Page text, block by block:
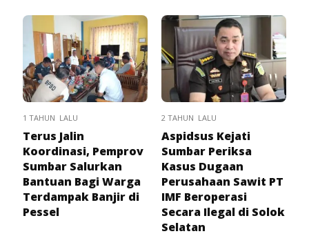
1 TAHUN LALU
Terus Jalin
Koordinasi, Pemprov
Sumbar Salurkan
Bantuan Bagi Warga
Terdampak Banjir di
Pessel
2 TAHUN LALU
Aspidsus Kejati
Sumbar Periksa
Kasus Dugaan
Perusahaan Sawit PT
IMF Beroperasi
Secara Ilegal di Solok
Selatan